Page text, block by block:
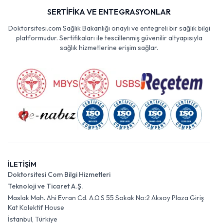
SERTİFİKA VE ENTEGRASYONLAR
Doktorsitesi.com Sağlık Bakanlığı onaylı ve entegreli bir sağlık bilgi
platformudur. Sertifikaları ile tescillenmiş güvenilir altyapısıyla
sağlık hizmetlerine erişim sağlar.
İLETİŞİM
Doktorsitesi Com Bilgi Hizmetleri
Teknoloji ve Ticaret A.Ş.
Maslak Mah. Ahi Evran Cd. A.O.S 55 Sokak No:2 Aksoy Plaza Giriş
Kat Kolektif House
İstanbul, Türkiye